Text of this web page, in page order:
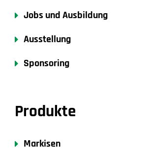
Jobs und Ausbildung
Ausstellung
Sponsoring
Produkte
Markisen